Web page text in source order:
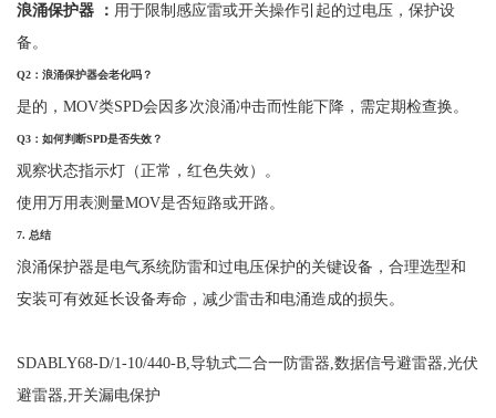
浪涌保护器
： 用于限制感应雷或开关操作引起的过电压，保护设
备。
Q2：浪涌保护器会老化吗？
是的， MOV类SPD会因多次浪涌冲击而性能下降，需定期检查换。
Q3：如何判断SPD是否失效？
观察状态指示灯（正常，红色失效）。
使用万用表测量MOV是否短路或开路。
7. 总结
浪涌保护器是电气系统防雷和过电压保护的关键设备，合理选型和
安装可有效延长设备寿命，减少雷击和电涌造成的损失。
SDABLY68-D/1-10/440-B,导轨式二合一防雷器,数据信号避雷器,光伏
避雷器,开关漏电保护